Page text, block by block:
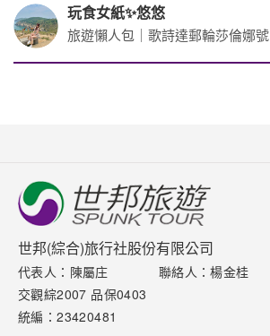
玩食女紙✨悠悠
旅遊懶人包｜歌詩達郵輪莎倫娜號
關於世邦
新聞中心
聯絡我們
下載專區
網站導覽
世邦(綜合)旅行社股份有限公司
代表人：陳屬庄
聯絡人：楊金桂
交觀綜2007 品保0403
統編：23420481